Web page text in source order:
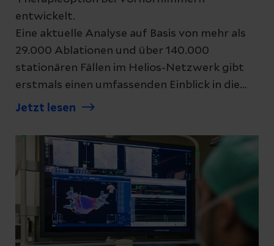
entwickelt.
Eine aktuelle Analyse auf Basis von mehr als
29.000 Ablationen und über 140.000
stationären Fällen im Helios-Netzwerk gibt
erstmals einen umfassenden Einblick in die
reale Versorgungssituation in Deutschland.
Jetzt lesen